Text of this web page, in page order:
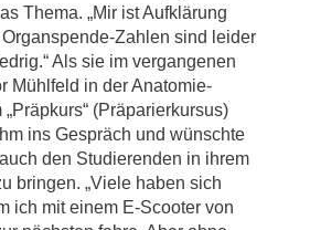
Thema. „Mir ist Aufklärung
Zahlen sind leider
Als sie im vergangenen
Mühlfeld in der Anatomie-
(Präparierkursus)
ins Gespräch und wünschte
den Studierenden in ihrem
bringen. „Viele haben sich
ich mit einem E-Scooter von